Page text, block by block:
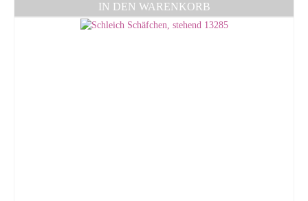
IN DEN WARENKORB